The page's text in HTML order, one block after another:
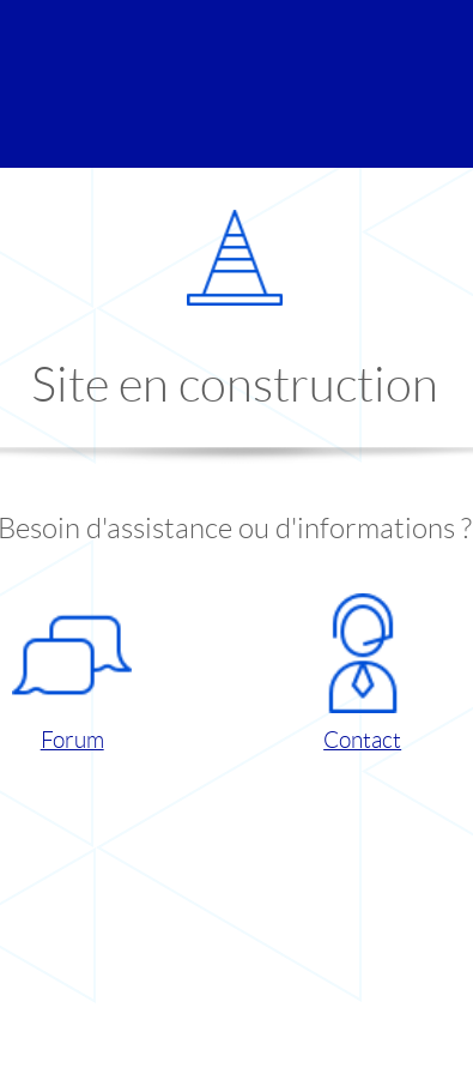
Site en construction
Besoin d'assistance ou d'informations ?
Forum Contact